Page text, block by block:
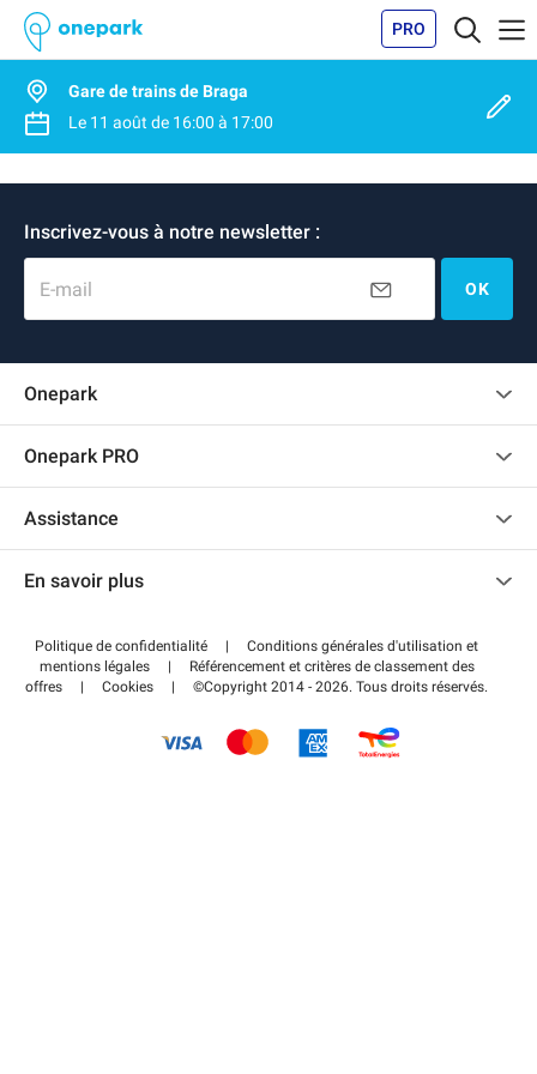
PRO
Gare de trains de Braga
Le 11 août de 16:00 à 17:00
Inscrivez-vous à notre newsletter :
E-mail OK
Onepark
Recrutement
Onepark PRO
Accéder à mon espace partenaire
Assistance
Centre d'aide
Régler votre stationnement FLOW
En savoir plus
Wiki
Guide du stationnement
Politique de confidentialité |
Conditions générales d'utilisation et
mentions légales
|
Référencement et critères de classement des
offres
| Cookies | ©Copyright 2014 - 2026. Tous droits réservés.